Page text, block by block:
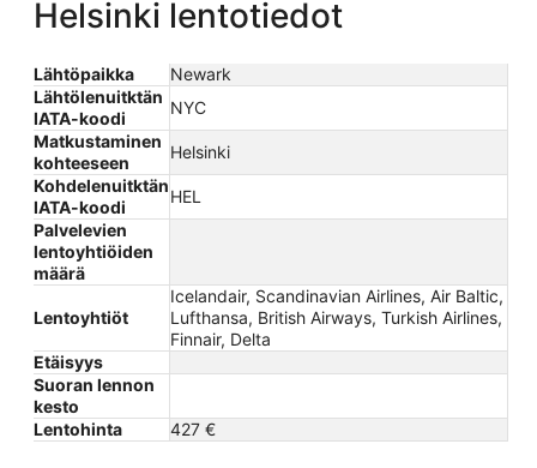
Helsinki lentotiedot
Lähtöpaikka
Newark
Lähtölenuitktän
IATA-koodi
NYC
Matkustaminen
kohteeseen
Helsinki
Kohdelenuitktän
IATA-koodi
HEL
Palvelevien
lentoyhtiöiden
määrä
Lentoyhtiöt
Icelandair, Scandinavian Airlines, Air Baltic,
Lufthansa, British Airways, Turkish Airlines,
Finnair, Delta
Etäisyys
Suoran lennon
kesto
Lentohinta
427 €